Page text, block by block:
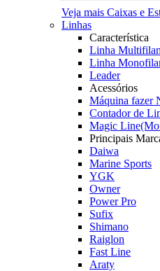
Veja mais Caixas e
Linhas
Característica
Linha
Linha
Leader
Acessórios
Máquina fazer
Contador de
Magic
Principais
Daiwa
Marine Sports
YGK
Owner
Power Pro
Sufix
Shimano
Raiglon
Fast Line
Araty